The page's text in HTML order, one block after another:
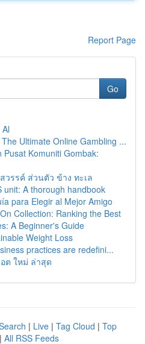
Report Page
Go
Ultimate Online Gambling ...
Pusat Komuniti Gombak:
รรค์ ส่วนตัว ข้าง ทะเล
unit: A thorough handbook
para Elegir al Mejor Amigo
Collection: Ranking the Best
A Beginner's Guide
Weight Loss
practices are redefini...
ต ใหม่ ล่าสุด
| Live | Tag Cloud | Top
| All RSS Feeds